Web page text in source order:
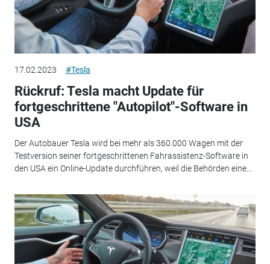
17.02.2023 #Tesla
Rückruf: Tesla macht Update für
fortgeschrittene "Autopilot"-Software in
USA
Der Autobauer Tesla wird bei mehr als 360.000 Wagen mit der
Testversion seiner fortgeschrittenen Fahrassistenz-Software in
den USA ein Online-Update durchführen, weil die Behörden eine...